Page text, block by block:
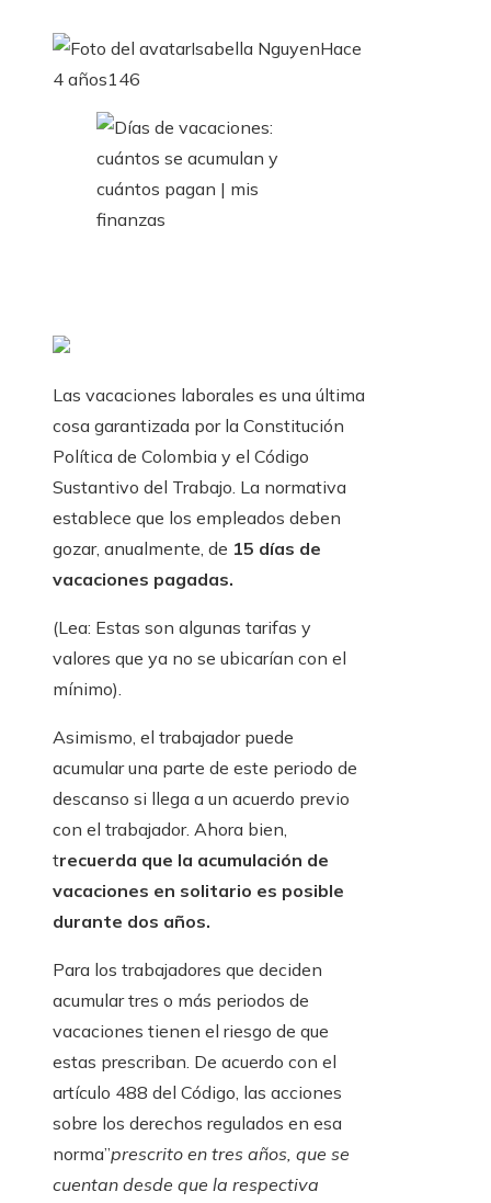
Isabella NguyenHace
4 años146
Las vacaciones laborales es una última
cosa garantizada por la Constitución
Política de Colombia y el Código
Sustantivo del Trabajo. La normativa
establece que los empleados deben
gozar, anualmente, de 15 días de
vacaciones pagadas.
(Lea: Estas son algunas tarifas y
valores que ya no se ubicarían con el
mínimo).
Asimismo, el trabajador puede
acumular una parte de este periodo de
descanso si llega a un acuerdo previo
con el trabajador. Ahora bien,
trecuerda que la acumulación de
vacaciones en solitario es posible
durante dos años.
Para los trabajadores que deciden
acumular tres o más periodos de
vacaciones tienen el riesgo de que
estas prescriban. De acuerdo con el
artículo 488 del Código, las acciones
sobre los derechos regulados en esa
norma”prescrito en tres años, que se
cuentan desde que la respectiva